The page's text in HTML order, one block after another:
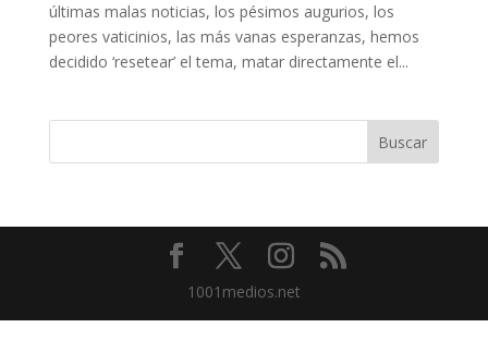
últimas malas noticias, los pésimos augurios, los
peores vaticinios, las más vanas esperanzas, hemos
decidido ‘resetear’ el tema, matar directamente el...
1001medios.net